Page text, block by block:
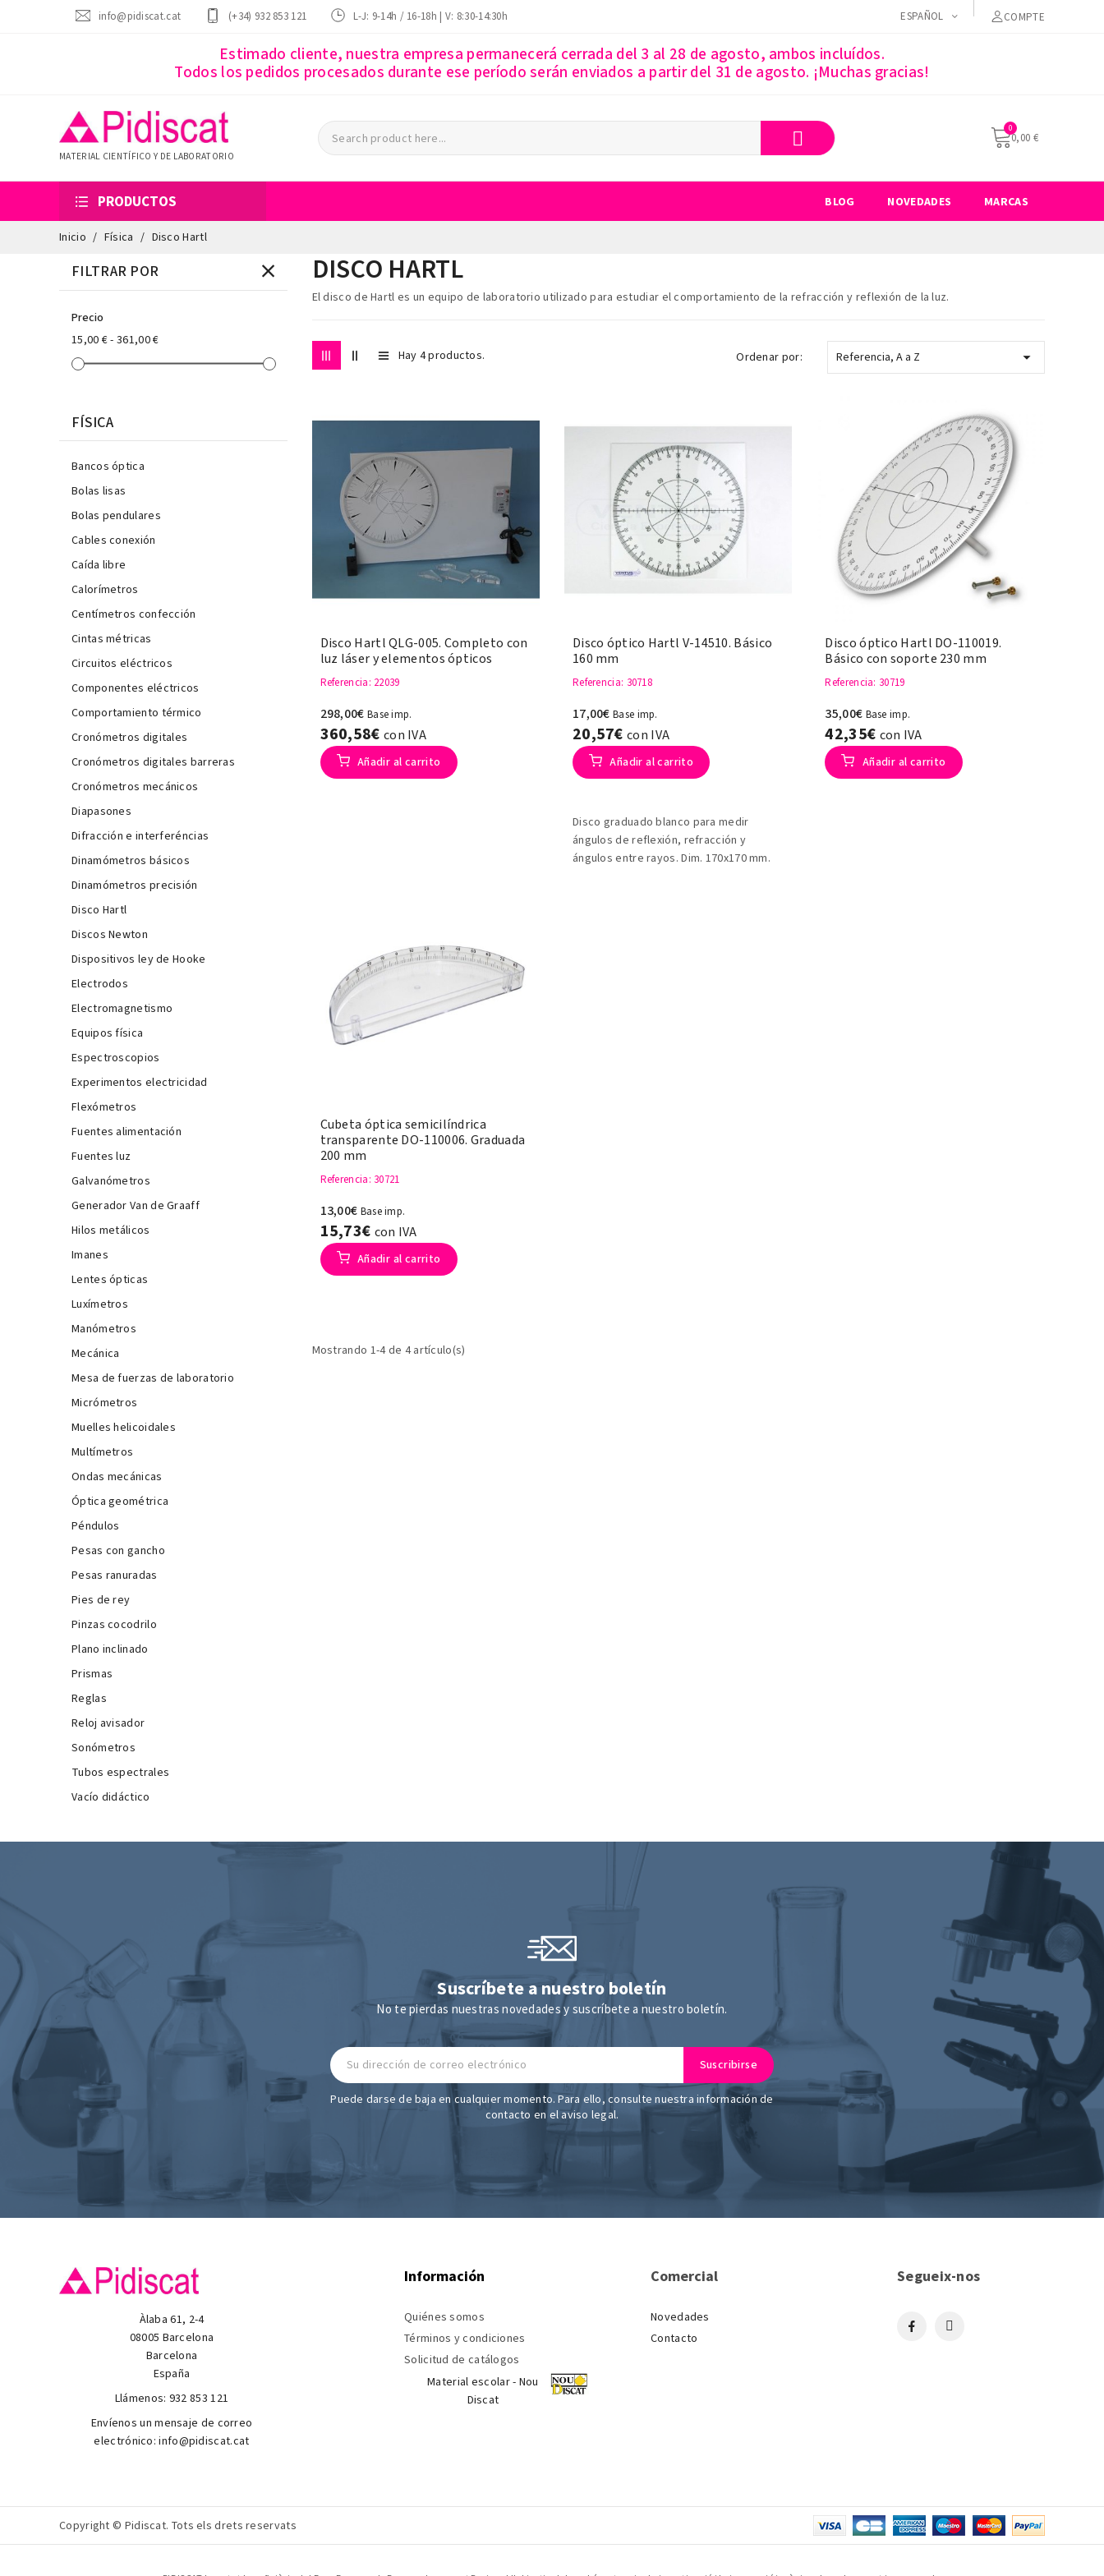
info@pidiscat.cat (+34) 932 853 121 L-J: 9-14h / 16-18h | V: 8:30-14:30h ESPAÑOL COMPTE
Estimado cliente, nuestra empresa permanecerá cerrada del 3 al 28 de agosto, ambos incluídos.
Todos los pedidos procesados durante ese período serán enviados a partir del 31 de agosto. ¡Muchas gracias!
MATERIAL CIENTÍFICO Y DE LABORATORIO
0,00 €
PRODUCTOS BLOG NOVEDADES MARCAS
Inicio Física Disco Hartl
FILTRAR POR
Precio
15,00 € - 361,00 €
FÍSICA
Bancos óptica
Bolas lisas
Bolas pendulares
Cables conexión
Caída libre
Calorímetros
Centímetros confección
Cintas métricas
Circuitos eléctricos
Componentes eléctricos
Comportamiento térmico
Cronómetros digitales
Cronómetros digitales barreras
Cronómetros mecánicos
Diapasones
Difracción e interferéncias
Dinamómetros básicos
Dinamómetros precisión
Disco Hartl
Discos Newton
Dispositivos ley de Hooke
Electrodos
Electromagnetismo
Equipos física
Espectroscopios
Experimentos electricidad
Flexómetros
Fuentes alimentación
Fuentes luz
Galvanómetros
Generador Van de Graaff
Hilos metálicos
Imanes
Lentes ópticas
Luxímetros
Manómetros
Mecánica
Mesa de fuerzas de laboratorio
Micrómetros
Muelles helicoidales
Multímetros
Ondas mecánicas
Óptica geométrica
Péndulos
Pesas con gancho
Pesas ranuradas
Pies de rey
Pinzas cocodrilo
Plano inclinado
Prismas
Reglas
Reloj avisador
Sonómetros
Tubos espectrales
Vacío didáctico
DISCO HARTL
El disco de Hartl es un equipo de laboratorio utilizado para estudiar el comportamiento de la refracción y reflexión de la luz.
Hay 4 productos. Ordenar por: Referencia, A a Z 
Disco Hartl QLG-005. Completo con
luz láser y elementos ópticos
Referencia: 22039
298,00€ Base imp.
360,58€ con IVA
Añadir al carrito
Disco óptico Hartl V-14510. Básico
160 mm
Referencia: 30718
17,00€Base imp.
20,57€con IVA
Añadir al carrito
Disco graduado blanco para medir
ángulos de reflexión, refracción y
ángulos entre rayos. Dim. 170x170 mm.
Disco óptico Hartl DO-110019.
Básico con soporte 230 mm
Referencia: 30719
35,00€ Base imp.
42,35€ con IVA
Añadir al carrito
Cubeta óptica semicilíndrica
transparente DO-110006. Graduada
200 mm
Referencia: 30721
13,00€ Base imp.
15,73€ con IVA
Añadir al carrito
Mostrando 1-4 de 4 artículo(s)
Suscríbete a nuestro boletín
No te pierdas nuestras novedades y suscríbete a nuestro boletín.
Puede darse de baja en cualquier momento. Para ello, consulte nuestra información de
contacto en el aviso legal.
Àlaba 61, 2-4
08005 Barcelona
Barcelona
España
Llámenos: 932 853 121
Envíenos un mensaje de correo
electrónico:info@pidiscat.cat
Información
Quiénes somos
Términos y condiciones
Solicitud de catálogos
Material escolar - Nou
Discat
Comercial
Novedades
Contacto
Segueix-nos
Copyright © Pidiscat. Tots els drets reservats